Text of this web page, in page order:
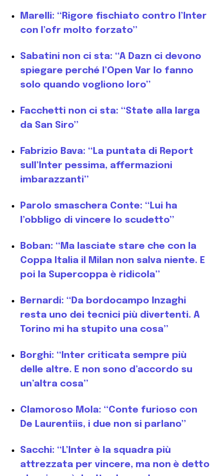
Marelli: “Rigore fischiato contro l’Inter
con l’ofr molto forzato”
Sabatini non ci sta: “A Dazn ci devono
spiegare perché l’Open Var lo fanno
solo quando vogliono loro”
Facchetti non ci sta: “State alla larga
da San Siro”
Fabrizio Bava: “La puntata di Report
sull’Inter pessima, affermazioni
imbarazzanti”
Parolo smaschera Conte: “Lui ha
l’obbligo di vincere lo scudetto”
Boban: “Ma lasciate stare che con la
Coppa Italia il Milan non salva niente. E
poi la Supercoppa è ridicola”
Bernardi: “Da bordocampo Inzaghi
resta uno dei tecnici più divertenti. A
Torino mi ha stupito una cosa”
Borghi: “Inter criticata sempre più
delle altre. E non sono d’accordo su
un’altra cosa”
Clamoroso Mola: “Conte furioso con
De Laurentiis, i due non si parlano”
Sacchi: “L’Inter è la squadra più
attrezzata per vincere, ma non è detto